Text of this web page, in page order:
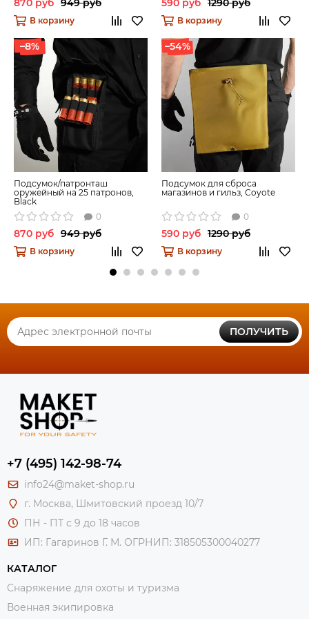
870 руб 949 руб
В корзину
–8%
Подсумок/патронташ
оружейный на 25 патронов,
Black
0
870 руб 949 руб
В корзину
590 руб 1290 руб
В корзину
–54%
Подсумок для сброса
магазинов и гильз, Coyote
0
590 руб 1290 руб
В корзину
ПОЛУЧИТЬ
+7 (495) 142-98-74
info24@maket-shop.ru
г. Москва, Шмитовский проезд 10/7
ПН - ПТ с 9 до 18 часов
ИП: Гагаринов Г. М. ОГРНИП: 318505300040277
КАТАЛОГ
Снаряжение для охоты и туризма
Военная экипировка